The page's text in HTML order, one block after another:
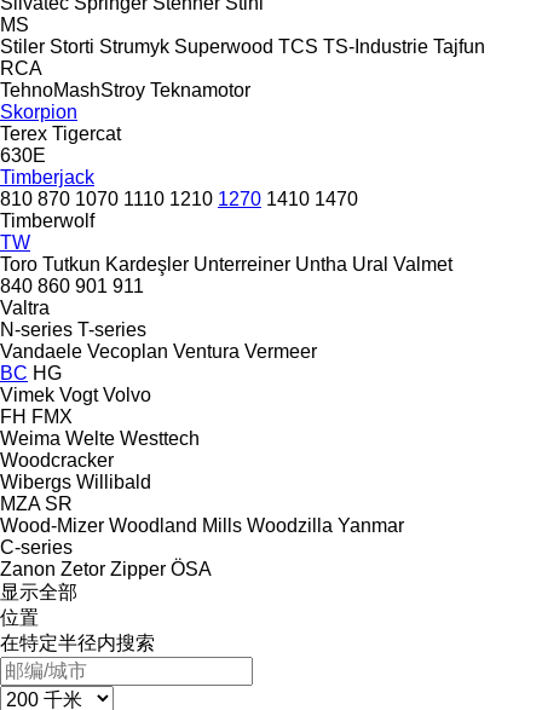
MS
Stiler Storti Strumyk Superwood TCS TS-Industrie Tajfun
RCA
TehnoMashStroy Teknamotor
Skorpion
Terex Tigercat
630E
Timberjack
810 870 1070 1110 1210 1270 1410 1470
Timberwolf
TW
Toro Tutkun Kardeşler Unterreiner Untha Ural Valmet
840 860 901 911
Valtra
N-series T-series
Vandaele Vecoplan Ventura Vermeer
BC HG
Vimek Vogt Volvo
FH FMX
Weima Welte Westtech
Woodcracker
Wibergs Willibald
MZA SR
Wood-Mizer Woodland Mills Woodzilla Yanmar
C-series
Zanon Zetor Zipper ÖSA
显示全部
位置
在特定半径内搜索